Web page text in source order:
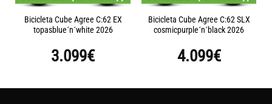
Bicicleta Cube Agree C:62 EX
topasblue´n´white 2026
3.099€
Bicicleta Cube Agree C:62 SLX
cosmicpurple´n´black 2026
4.099€